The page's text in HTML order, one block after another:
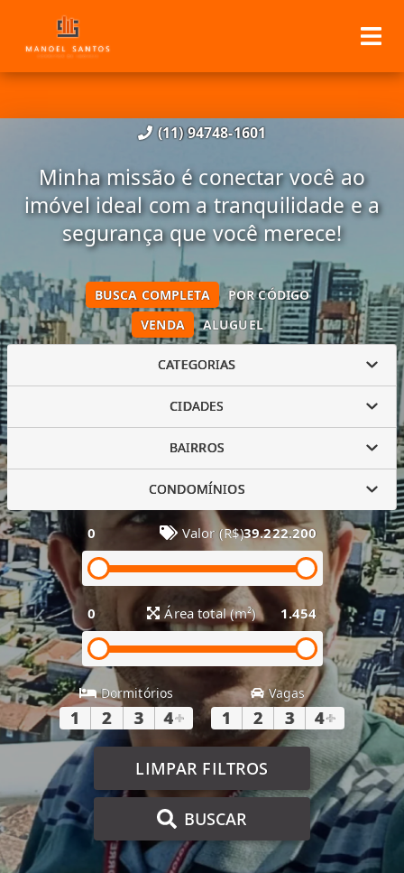
(11) 94748-1601
Minha missão é conectar você ao
imóvel ideal com a tranquilidade e a
segurança que você merece!
VENDA ALUGUEL
BUSCA COMPLETA POR CÓDIGO
CATEGORIAS
CIDADES
BAIRROS
CONDOMÍNIOS
0 Valor (R$)39.222.200
0 Área total (m²) 1.454
Dormitórios
1 2 3 4+
Vagas
1 2 3 4+
LIMPAR FILTROS
BUSCAR